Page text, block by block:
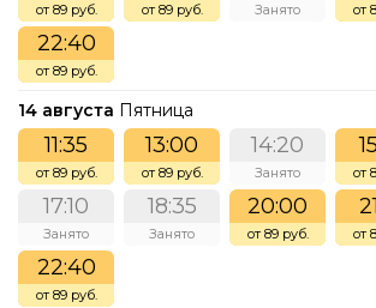
от 89 руб. от 89 руб. Занято от
22:40
от 89 руб.
14 августа Пятница
11:35
от 89 руб.
13:00
от 89 руб.
14:20
Занято от
17:10
Занято
18:35
Занято
20:00
от 89 руб. от
22:40
от 89 руб.